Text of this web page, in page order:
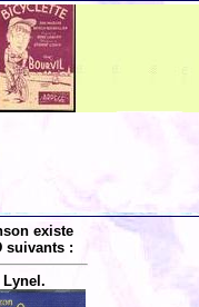
existe
suivants :
Lynel.